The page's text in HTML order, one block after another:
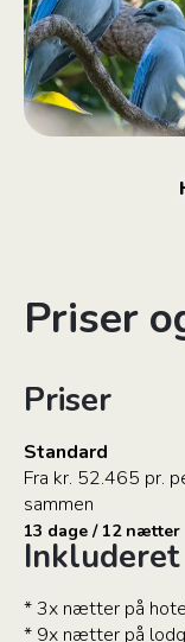
Priser
Priser
Standard
Fra kr. 52.465 pr.
sammen
13 dage / 12 nætter
Inkluderet
* 3x nætter på
* 9x nætter på